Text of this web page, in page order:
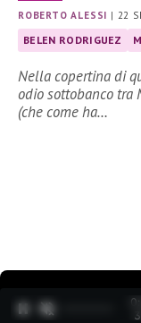
ROBERTO ALESSI | 22
BELEN RODRIGUEZ
Nella copertina di
odio sottobanco tra
(che come ha…